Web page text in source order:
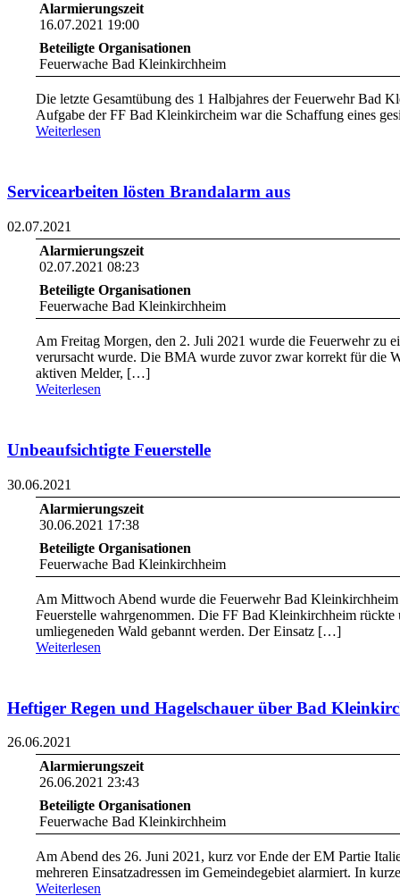
Alarmierungszeit
16.07.2021 19:00
Beteiligte Organisationen
Feuerwache Bad Kleinkirchheim
Die letzte Gesamtübung des 1 Halbjahres der Feuerwehr Bad
Aufgabe der FF Bad Kleinkircheim war die Schaffung eines
Weiterlesen
Servicearbeiten lösten Brandalarm aus
02.07.2021
Alarmierungszeit
02.07.2021 08:23
Beteiligte Organisationen
Feuerwache Bad Kleinkirchheim
Am Freitag Morgen, den 2. Juli 2021 wurde die Feuerwehr zu
verursacht wurde. Die BMA wurde zuvor zwar korrekt für die
aktiven Melder, […]
Weiterlesen
Unbeaufsichtigte Feuerstelle
30.06.2021
Alarmierungszeit
30.06.2021 17:38
Beteiligte Organisationen
Feuerwache Bad Kleinkirchheim
Am Mittwoch Abend wurde die Feuerwehr Bad Kleinkirchheim
Feuerstelle wahrgenommen. Die FF Bad Kleinkirchheim
umliegeneden Wald gebannt werden. Der Einsatz […]
Weiterlesen
Heftiger Regen und Hagelschauer über Bad
26.06.2021
Alarmierungszeit
26.06.2021 23:43
Beteiligte Organisationen
Feuerwache Bad Kleinkirchheim
Am Abend des 26. Juni 2021, kurz vor Ende der EM Partie
mehreren Einsatzadressen im Gemeindegebiet alarmiert. In
Weiterlesen